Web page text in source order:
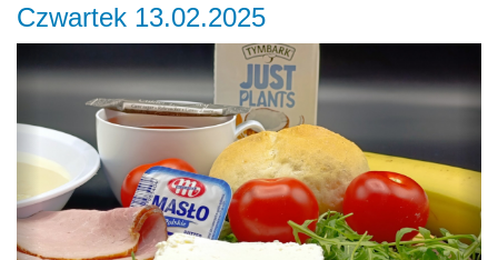
Czwartek 13.02.2025